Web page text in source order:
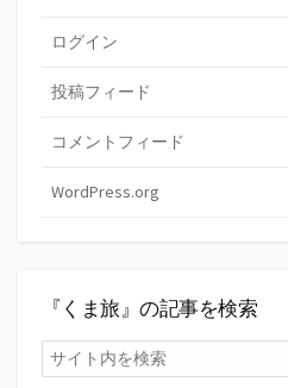
ログイン
投稿フィード
コメントフィード
WordPress.org
『くま旅』の記事を検索
検
索